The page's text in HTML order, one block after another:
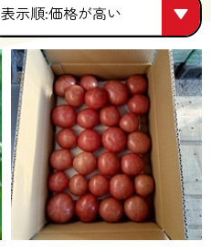
人気順
価格が安い
価格が高い
価格が高い